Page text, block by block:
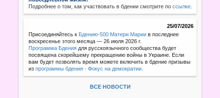
Подробнее о том, как участвовать в бдении смотрите поссылке
25/07/2026
Присоединяйтесь к Бдению-500 Матери Марии в последнее
воскресенье этого месяца — 26 июля 2026 г.
Программа Бдения для русскоязычного сообщества будет
посвящена скорейшему прекращению войны в Украине. Если
вам будет позволять время можете включить в бдение призывы
изпрограммы бдения - Фокус на демократии
ВСЕ НОВОСТИ